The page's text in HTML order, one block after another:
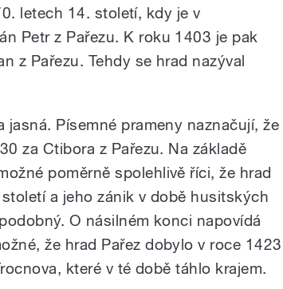
letech 14. století, kdy je v
Petr z Pařezu. K roku 1403 je pak
z Pařezu. Tehdy se hrad nazýval
jasná. Písemné prameny naznačují, že
za Ctibora z Pařezu. Na základě
poměrně spolehlivě říci, že hrad
a jeho zánik v době husitských
O násilném konci napovídá
že hrad Pařez dobylo v roce 1423
které v té době táhlo krajem.